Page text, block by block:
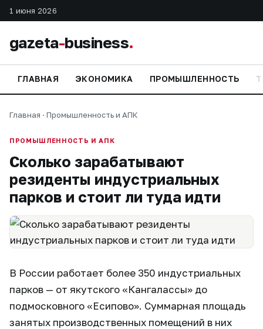
1 июня 2026
gazeta-business.
ГЛАВНАЯ ЭКОНОМИКА ПРОМЫШЛЕННОСТЬ
Главная · Промышленность и АПК
ПРОМЫШЛЕННОСТЬ И АПК
Сколько зарабатывают
резиденты индустриальных
парков и стоит ли туда идти
В России работает более 350 индустриальных
парков — от якутского «Кангалассы» до
подмосковного «Есипово». Суммарная площадь
занятых производственных помещений в них